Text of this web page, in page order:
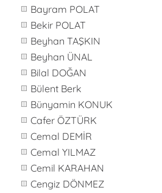
Bayram POLAT
Bekir POLAT
Beyhan TAŞKIN
Beyhan ÜNAL
Bilal DOĞAN
Bülent Berk
Bünyamin KONUK
Cafer ÖZTÜRK
Cemal DEMİR
Cemal YILMAZ
Cemil KARAHAN
Cengiz DÖNMEZ